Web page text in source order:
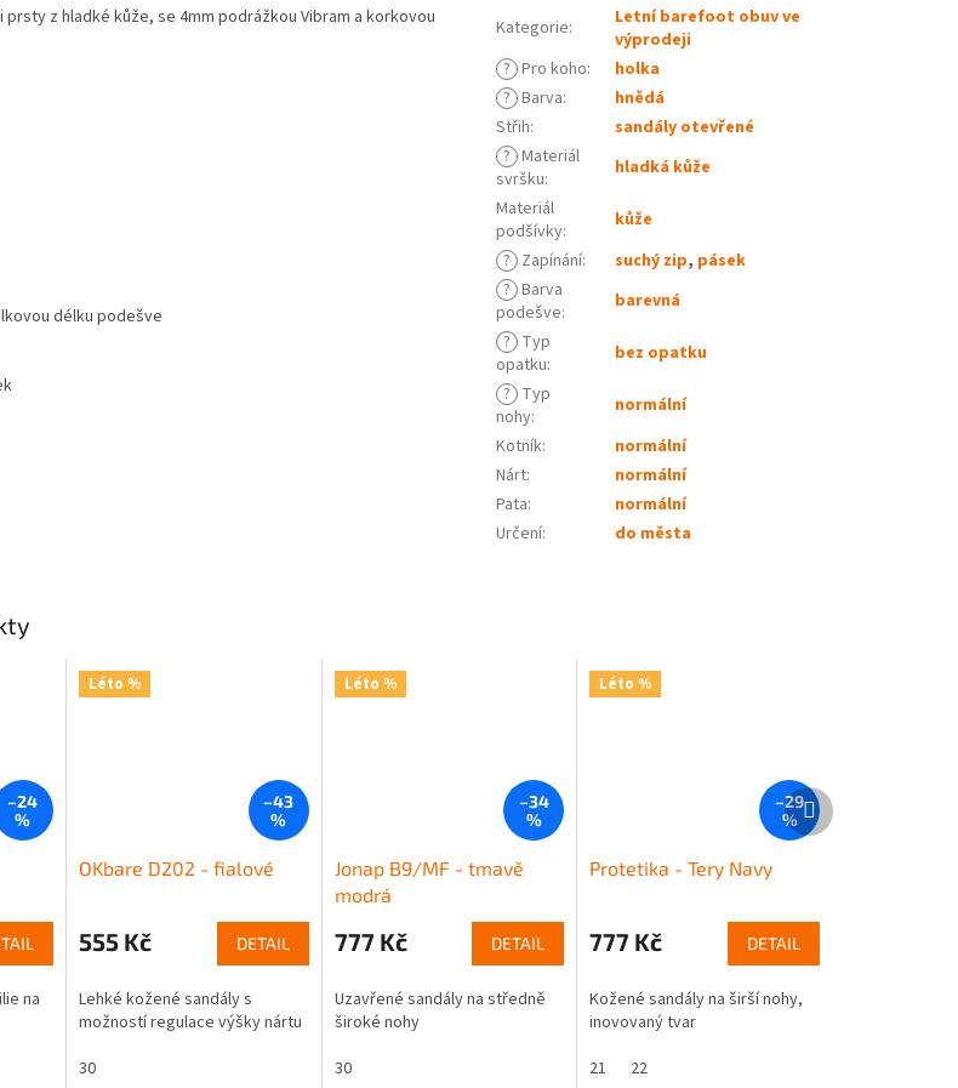
–24
%
na
Léto %
–43
%
OKbare D202 - fialové
555 Kč DETAIL
Lehké kožené sandály s
možností regulace výšky nártu
30
Léto %
–34
%
Jonap B9/MF - tmavě
modrá
777 Kč DETAIL
Uzavřené sandály na středně
široké nohy
30
Léto %
–29
%
Protetika - Tery Navy
777 Kč DETAIL
Kožené sandály na širší nohy,
inovovaný tvar
21
22
Další
produkt
prsty z hladké kůže, se 4mm podrážkou Vibram a korkovou
délku podešve
Kategorie:
Letní barefoot obuv ve
výprodeji
? Pro koho:
holka
? Barva:
hnědá
Střih:
sandály otevřené
? Materiál
svršku:
hladká kůže
Materiál
podšívky:
kůže
? Zapínání: suchý zip, pásek
? Barva
podešve:
barevná
? Typ
opatku:
bez opatku
? Typ
nohy:
normální
Kotník:
normální
Nárt:
normální
Pata:
normální
Určení: do města